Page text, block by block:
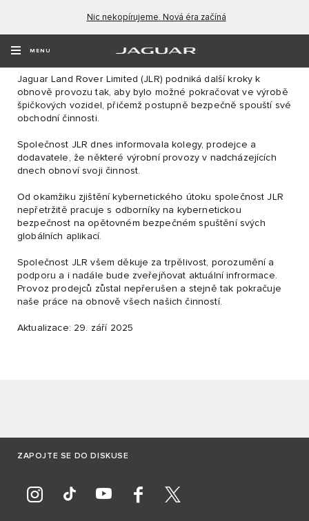
Nic nekopírujeme. Nová éra začíná
MENU
PROHLÁŠENÍ KE
KYBERNETICKÉMU INCIDENTU
Jaguar Land Rover Limited (JLR) podniká další kroky k
obnově provozu tak, aby bylo možné pokračovat ve výrobě
špičkových vozidel, přičemž postupně bezpečně spouští své
obchodní činnosti.
Společnost JLR dnes informovala kolegy, prodejce a
dodavatele, že některé výrobní provozy v nadcházejících
dnech obnoví svoji činnost.
Od okamžiku zjištění kybernetického útoku společnost JLR
nepřetržitě pracuje s odborníky na kybernetickou
bezpečnost na opětovném bezpečném spuštění svých
globálních aplikací.
Společnost JLR všem děkuje za trpělivost, porozumění a
podporu a i nadále bude zveřejňovat aktuální infrormace.
Provoz prodejců zůstal nepřerušen a stejně tak pokračuje
naše práce na obnově všech našich činností.
Aktualizace: 29. září 2025
ZAPOJTE SE DO DISKUSE